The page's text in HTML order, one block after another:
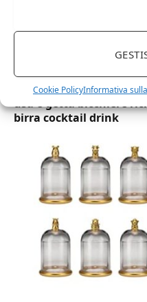
Cookie PolicyInformativa
DOT Horeca Solutions
trasparenti monouso
usa e getta bicchiere
birra cocktail drink